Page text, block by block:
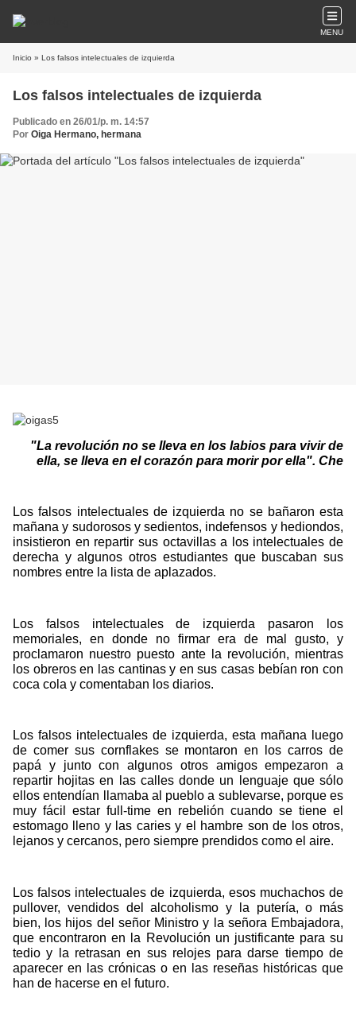
MENU
Inicio » Los falsos intelectuales de izquierda
Los falsos intelectuales de izquierda
Publicado en 26/01/p. m. 14:57
Por Oiga Hermano, hermana
"La revolución no se lleva en los labios para vivir de
ella, se lleva en el corazón para morir por ella". Che
Los falsos intelectuales de izquierda no se bañaron esta
mañana y sudorosos y sedientos, indefensos y hediondos,
insistieron en repartir sus octavillas a los intelectuales de
derecha y algunos otros estudiantes que buscaban sus
nombres entre la lista de aplazados.
Los falsos intelectuales de izquierda pasaron los
memoriales, en donde no firmar era de mal gusto, y
proclamaron nuestro puesto ante la revolución, mientras
los obreros en las cantinas y en sus casas bebían ron con
coca cola y comentaban los diarios.
Los falsos intelectuales de izquierda, esta mañana luego
de comer sus cornflakes se montaron en los carros de
papá y junto con algunos otros amigos empezaron a
repartir hojitas en las calles donde un lenguaje que sólo
ellos entendían llamaba al pueblo a sublevarse, porque es
muy fácil estar full-time en rebelión cuando se tiene el
estomago lleno y las caries y el hambre son de los otros,
lejanos y cercanos, pero siempre prendidos como el aire.
Los falsos intelectuales de izquierda, esos muchachos de
pullover, vendidos del alcoholismo y la putería, o más
bien, los hijos del señor Ministro y la señora Embajadora,
que encontraron en la Revolución un justificante para su
tedio y la retrasan en sus relojes para darse tiempo de
aparecer en las crónicas o en las reseñas históricas que
han de hacerse en el futuro.